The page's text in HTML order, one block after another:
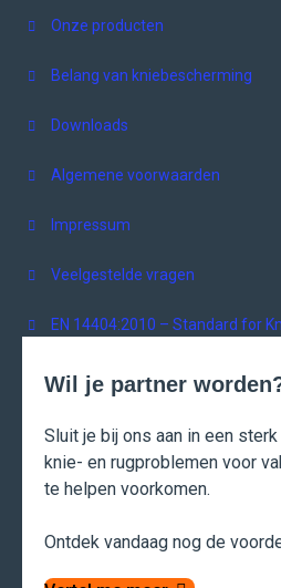
Onze producten
Belang van kniebescherming
Downloads
Algemene voorwaarden
Impressum
Veelgestelde vragen
EN 14404:2010 – Standard for
Wil je partner
Sluit je bij ons aan in een
knie- en rugproblemen voor
te helpen voorkomen.
Ontdek vandaag nog de